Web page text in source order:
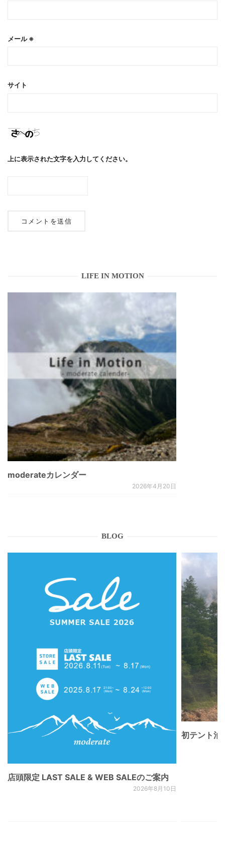
メール※
サイト
上に表示された文字を入力してください。
LIFE IN MOTION
moderateカレンダー
2026年4月20日
BLOG
店頭限定 LAST SALE & WEB SALEのご案内
2026年8月10日
初テント